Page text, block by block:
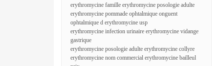
erythromycine famille erythromycine posologie adulte
erythromycine pommade ophtalmique onguent
ophtalmique d erythromycine usp
erythromycine infection urinaire erythromycine vidange
gastrique
erythromycine posologie adulte erythromycine collyre
erythromycine nom commercial erythromycine bailleul